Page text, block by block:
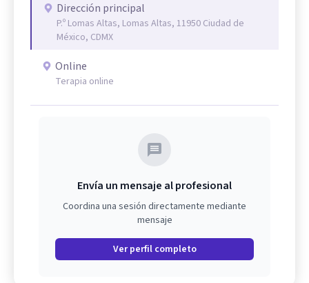
Dirección principal
P.º Lomas Altas, Lomas Altas, 11950 Ciudad de
México, CDMX
Online
Terapia online
Envía un mensaje al profesional
Coordina una sesión directamente mediante
mensaje
Ver perfil completo